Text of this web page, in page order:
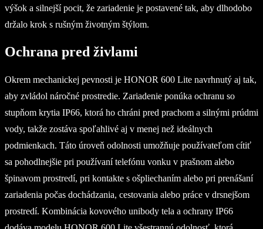
výšok a silnejší pocit, že zariadenie je postavené tak, aby dlhodobo
držalo krok s rušným životným štýlom.
Ochrana pred živlami
Okrem mechanickej pevnosti je HONOR 600 Lite navrhnutý aj tak,
aby zvládol náročné prostredie. Zariadenie ponúka ochranu so
stupňom krytia IP66, ktorá ho chráni pred prachom a silnými prúdmi
vody, takže zostáva spoľahlivé aj v menej než ideálnych
podmienkach. Táto úroveň odolnosti umožňuje používateľom cítiť
sa pohodlnejšie pri používaní telefónu vonku v prašnom alebo
špinavom prostredí, pri kontakte s ošpliechaním alebo pri prenášaní
zariadenia počas dochádzania, cestovania alebo práce v drsnejšom
prostredí. Kombinácia kovového unibody tela a ochrany IP66